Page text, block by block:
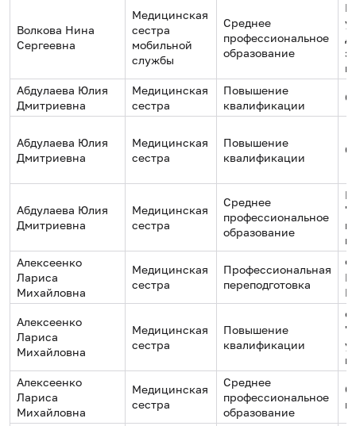
Волкова Нина
Сергеевна
Медицинская
сестра
мобильной
службы
Среднее
профессиональное
образование
Абдулаева Юлия
Дмитриевна
Медицинская
сестра
Повышение
квалификации
Абдулаева Юлия
Дмитриевна
Медицинская
сестра
Повышение
квалификации
Абдулаева Юлия
Дмитриевна
Медицинская
сестра
Среднее
профессиональное
образование
Алексеенко
Лариса
Михайловна
Медицинская
сестра
Профессиональная
переподготовка
Алексеенко
Лариса
Михайловна
Медицинская
сестра
Повышение
квалификации
Алексеенко
Лариса
Михайловна
Медицинская
сестра
Среднее
профессиональное
образование